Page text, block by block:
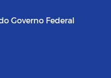
Governo Federal